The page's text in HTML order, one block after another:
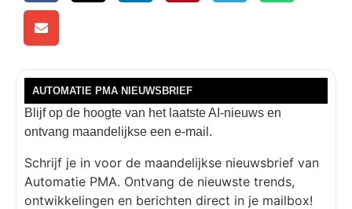
AUTOMATIE PMA NIEUWSBRIEF
Blijf op de hoogte van het laatste AI-nieuws en
ontvang maandelijkse een e-mail.
Schrijf je in voor de maandelijkse nieuwsbrief van
Automatie PMA. Ontvang de nieuwste trends,
ontwikkelingen en berichten direct in je mailbox!